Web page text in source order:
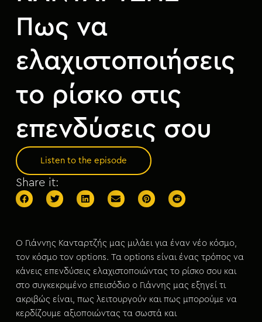
Πως να
ελαχιστοποιήσεις
το ρίσκο στις
επενδύσεις σου
Listen to the episode
Share it:
Ο Γιάννης Κανταρτζής μας μιλάει για έναν νέο κόσμο,
τον κόσμο τον options. Τα options είναι ένας τρόπος να
κάνεις επενδύσεις ελαχιστοποιώντας το ρίσκο σου και
στο συγκεκριμένο επεισόδιο ο Γιάννης μας εξηγεί τι
ακριβώς είναι, πως λειτουργούν και πως μπορούμε να
κερδίζουμε αξιοποιώντας τα σωστά και